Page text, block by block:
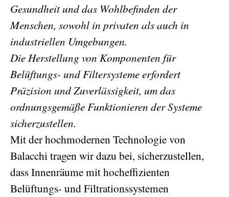
Gesundheit und das Wohlbefinden der
Menschen, sowohl in privaten als auch in
industriellen Umgebungen.
Die Herstellung von Komponenten für
Belüftungs- und Filtersysteme erfordert
Präzision und Zuverlässigkeit, um das
ordnungsgemäße Funktionieren der Systeme
sicherzustellen.
Mit der hochmodernen Technologie von
Balacchi tragen wir dazu bei, sicherzustellen,
dass Innenräume mit hocheffizienten
Belüftungs- und Filtrationssystemen